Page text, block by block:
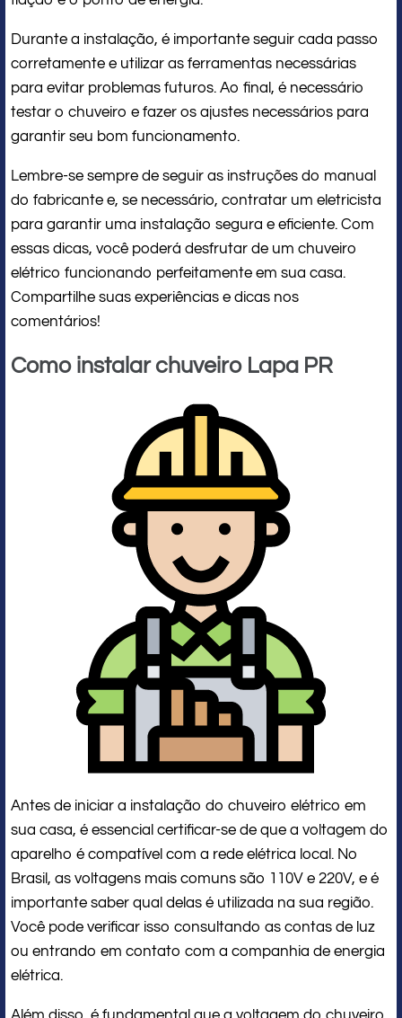
Durante a instalação, é importante seguir cada passo
corretamente e utilizar as ferramentas necessárias
para evitar problemas futuros. Ao final, é necessário
testar o chuveiro e fazer os ajustes necessários para
garantir seu bom funcionamento.
Lembre-se sempre de seguir as instruções do manual
do fabricante e, se necessário, contratar um eletricista
para garantir uma instalação segura e eficiente. Com
essas dicas, você poderá desfrutar de um chuveiro
elétrico funcionando perfeitamente em sua casa.
Compartilhe suas experiências e dicas nos
comentários!
Como instalar chuveiro Lapa PR
Antes de iniciar a instalação do chuveiro elétrico em
sua casa, é essencial certificar-se de que a voltagem do
aparelho é compatível com a rede elétrica local. No
Brasil, as voltagens mais comuns são 110V e 220V, e é
importante saber qual delas é utilizada na sua região.
Você pode verificar isso consultando as contas de luz
ou entrando em contato com a companhia de energia
elétrica.